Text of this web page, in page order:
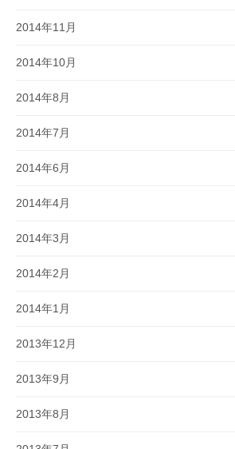
2014年11月
2014年10月
2014年8月
2014年7月
2014年6月
2014年4月
2014年3月
2014年2月
2014年1月
2013年12月
2013年9月
2013年8月